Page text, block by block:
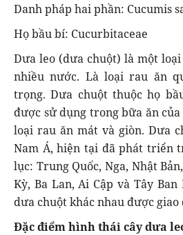
Danh pháp hai phần: Cucumis
Họ bầu bí: Cucurbitaceae
Dưa leo (dưa chuột) là một
nhiều nước. Là loại rau ăn
trọng. Dưa chuột thuộc họ
được sử dụng trong bữa ăn
loại rau ăn mát và giòn. Dưa
Nam Á, hiện tại đã phát triển
lục: Trung Quốc, Nga, Nhật
Kỳ, Ba Lan, Ai Cập và Tây Ban
dưa chuột khác nhau được
Đặc điểm hình thái cây dưa